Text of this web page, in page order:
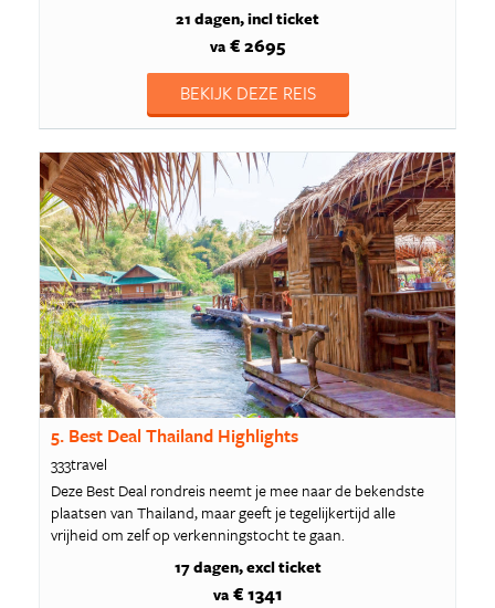
21 dagen incl ticket
va € 2695
BEKIJK DEZE REIS
5. Best Deal Thailand Highlights
333travel
Deze Best Deal rondreis neemt je mee naar de bekendste
plaatsen van Thailand, maar geeft je tegelijkertijd alle
vrijheid om zelf op verkenningstocht te gaan.
17 dagen excl ticket
va€ 1341